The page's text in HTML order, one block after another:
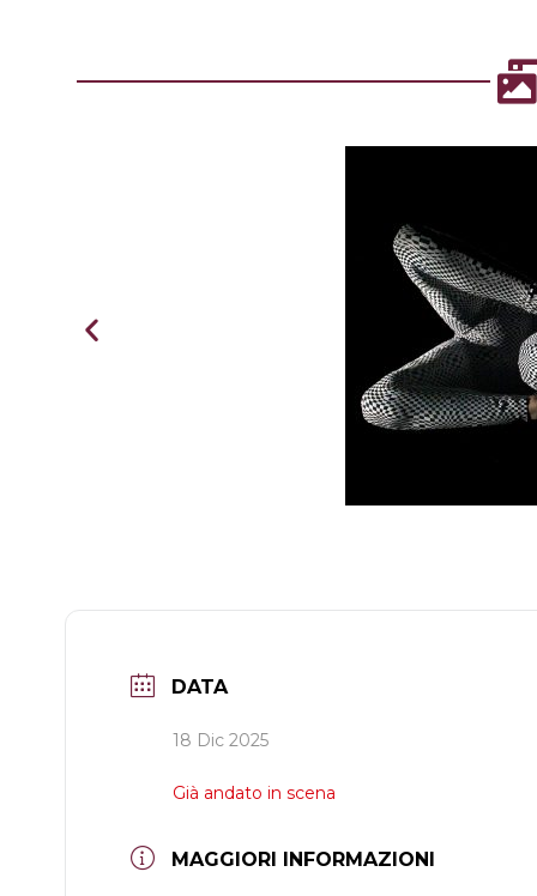
DATA
18 Dic 2025
Già andato in scena
MAGGIORI INFORMAZIONI